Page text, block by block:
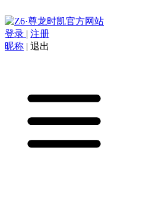
登录 | 注册
昵称 | 退出